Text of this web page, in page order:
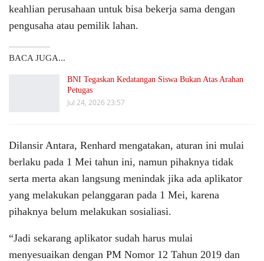
keahlian perusahaan untuk bisa bekerja sama dengan
pengusaha atau pemilik lahan.
BACA JUGA...
BNI Tegaskan Kedatangan Siswa Bukan Atas Arahan
Petugas
Jul 24, 2026 23:57
Dilansir Antara, Renhard mengatakan, aturan ini mulai
berlaku pada 1 Mei tahun ini, namun pihaknya tidak
serta merta akan langsung menindak jika ada aplikator
yang melakukan pelanggaran pada 1 Mei, karena
pihaknya belum melakukan sosialiasi.
“Jadi sekarang aplikator sudah harus mulai
menyesuaikan dengan PM Nomor 12 Tahun 2019 dan